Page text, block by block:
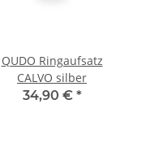
QUDO Ringaufsatz
CALVO silber
34,90 € *